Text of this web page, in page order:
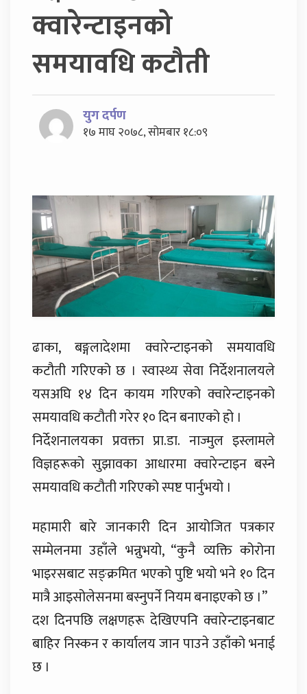
क्वारेन्टाइनको
समयावधि कटौती
युग दर्पण
१७ माघ २०७८, सोमबार १८:०९
ढाका, बङ्गलादेशमा क्वारेन्टाइनको समयावधि
कटौती गरिएको छ । स्वास्थ्य सेवा निर्देशनालयले
यसअघि १४ दिन कायम गरिएको क्वारेन्टाइनको
समयावधि कटौती गरेर १० दिन बनाएको हो ।
निर्देशनालयका प्रवक्ता प्रा.डा. नाज्मुल इस्लामले
विज्ञहरूको सुझावका आधारमा क्वारेन्टाइन बस्ने
समयावधि कटौती गरिएको स्पष्ट पार्नुभयो ।
महामारी बारे जानकारी दिन आयोजित पत्रकार
सम्मेलनमा उहाँले भन्नुभयो, “कुनै व्यक्ति कोरोना
भाइरसबाट सङ्क्रमित भएको पुष्टि भयो भने १० दिन
मात्रै आइसोलेसनमा बस्नुपर्ने नियम बनाइएको छ ।”
दश दिनपछि लक्षणहरू देखिएपनि क्वारेन्टाइनबाट
बाहिर निस्कन र कार्यालय जान पाउने उहाँको भनाई
छ ।